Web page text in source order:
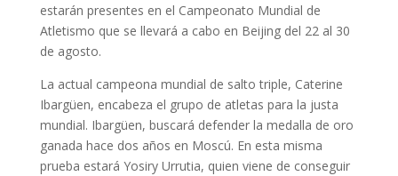
estarán presentes en el Campeonato Mundial de
Atletismo que se llevará a cabo en Beijing del 22 al 30
de agosto.
La actual campeona mundial de salto triple, Caterine
Ibargüen, encabeza el grupo de atletas para la justa
mundial. Ibargüen, buscará defender la medalla de oro
ganada hace dos años en Moscú. En esta misma
prueba estará Yosiry Urrutia, quien viene de conseguir